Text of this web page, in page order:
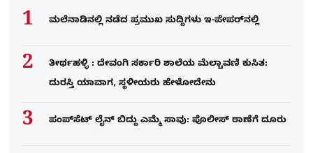
ಮಲೆನಾಡಿನಲ್ಲಿ ನಡೆದ ಪ್ರಮುಖ ಸುದ್ದಿಗಳು ಇ-ಪೇಪರ್​​​​ನಲ್ಲಿ
ತೀರ್ಥಹಳ್ಳಿ : ದೇವಂಗಿ ಸರ್ಕಾರಿ ಶಾಲೆಯ ಮೆಲ್ಚಾವಣಿ ಕುಸಿತ:
ದುರಸ್ತಿ ಯಾವಾಗ, ಸ್ಥಳೀಯರು ಹೇಳೋದೇನು
ಪಂಪ್‌ಸೆಟ್ ಲೈನ್ ಬಿದ್ದು ಎಮ್ಮೆ ಸಾವು: ಪೊಲೀಸ್ ಠಾಣೆಗೆ ದೂರು